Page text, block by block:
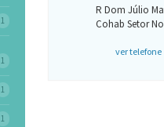
1
1
1
1
R Dom Júlio
Cohab Setor
ver telefone